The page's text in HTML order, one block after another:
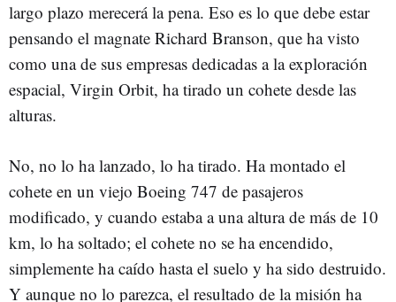
largo plazo merecerá la pena. Eso es lo que debe estar
pensando el magnate Richard Branson, que ha visto
como una de sus empresas dedicadas a la exploración
espacial, Virgin Orbit, ha tirado un cohete desde las
alturas.
No, no lo ha lanzado, lo ha tirado. Ha montado el
cohete en un viejo Boeing 747 de pasajeros
modificado, y cuando estaba a una altura de más de 10
km, lo ha soltado; el cohete no se ha encendido,
simplemente ha caído hasta el suelo y ha sido destruido.
Y aunque no lo parezca, el resultado de la misión ha